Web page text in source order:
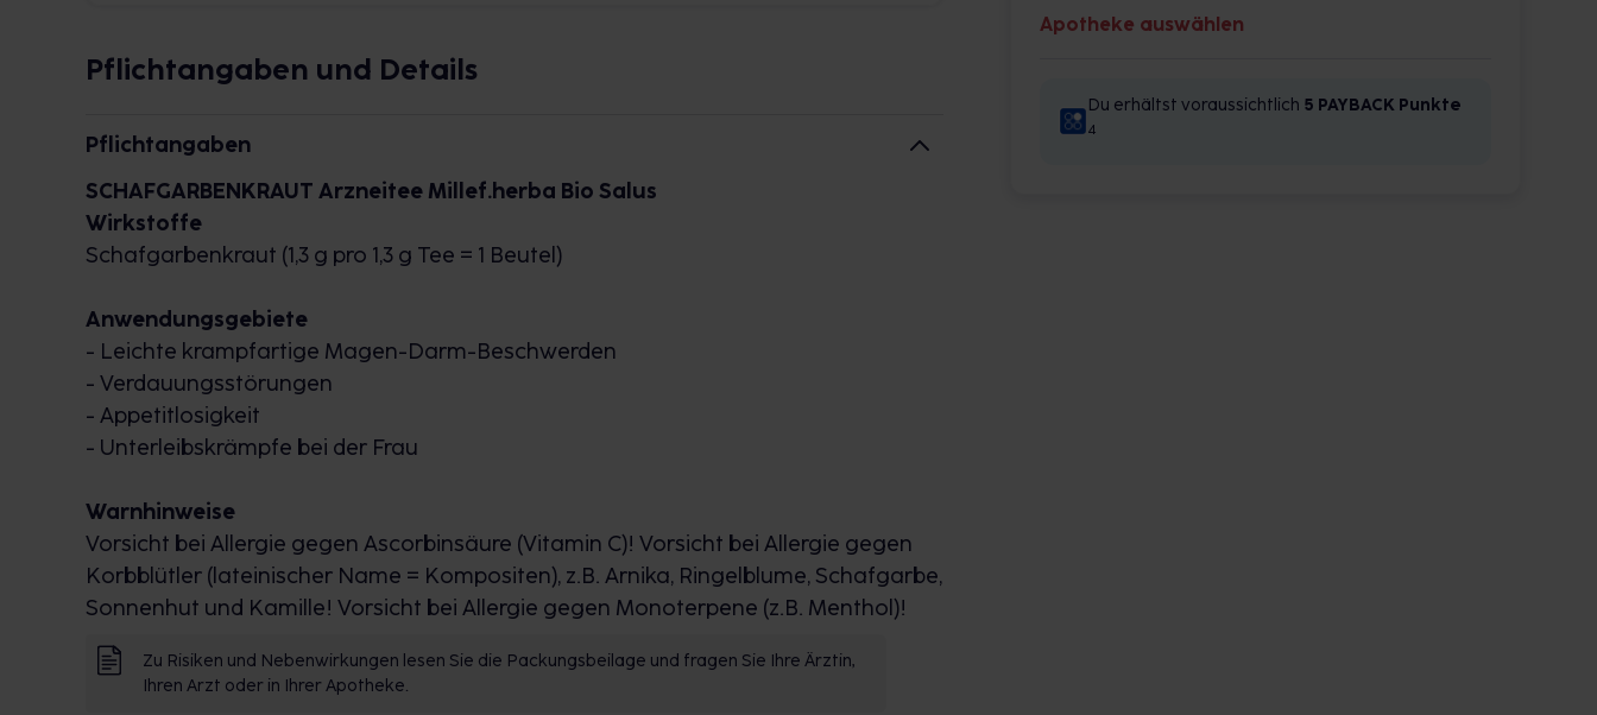
Pflichtangaben und Details
Pflichtangaben
SCHAFGARBENKRAUT Arzneitee Millef.herba Bio Salus
Wirkstoffe
Schafgarbenkraut (1,3 g pro 1,3 g Tee = 1 Beutel)
Anwendungsgebiete
- Leichte krampfartige Magen-Darm-Beschwerden
- Verdauungsstörungen
- Appetitlosigkeit
- Unterleibskrämpfe bei der Frau
Warnhinweise
Vorsicht bei Allergie gegen Ascorbinsäure (Vitamin C)! Vorsicht bei Allergie gegen
Korbblütler (lateinischer Name = Kompositen), z.B. Arnika, Ringelblume, Schafgarbe,
Sonnenhut und Kamille! Vorsicht bei Allergie gegen Monoterpene (z.B. Menthol)!
Zu Risiken und Nebenwirkungen lesen Sie die Packungsbeilage und fragen Sie Ihre Ärztin,
Ihren Arzt oder in Ihrer Apotheke.
Apotheke auswählen
Du erhältst voraussichtlich 5 PAYBACK Punkte
4